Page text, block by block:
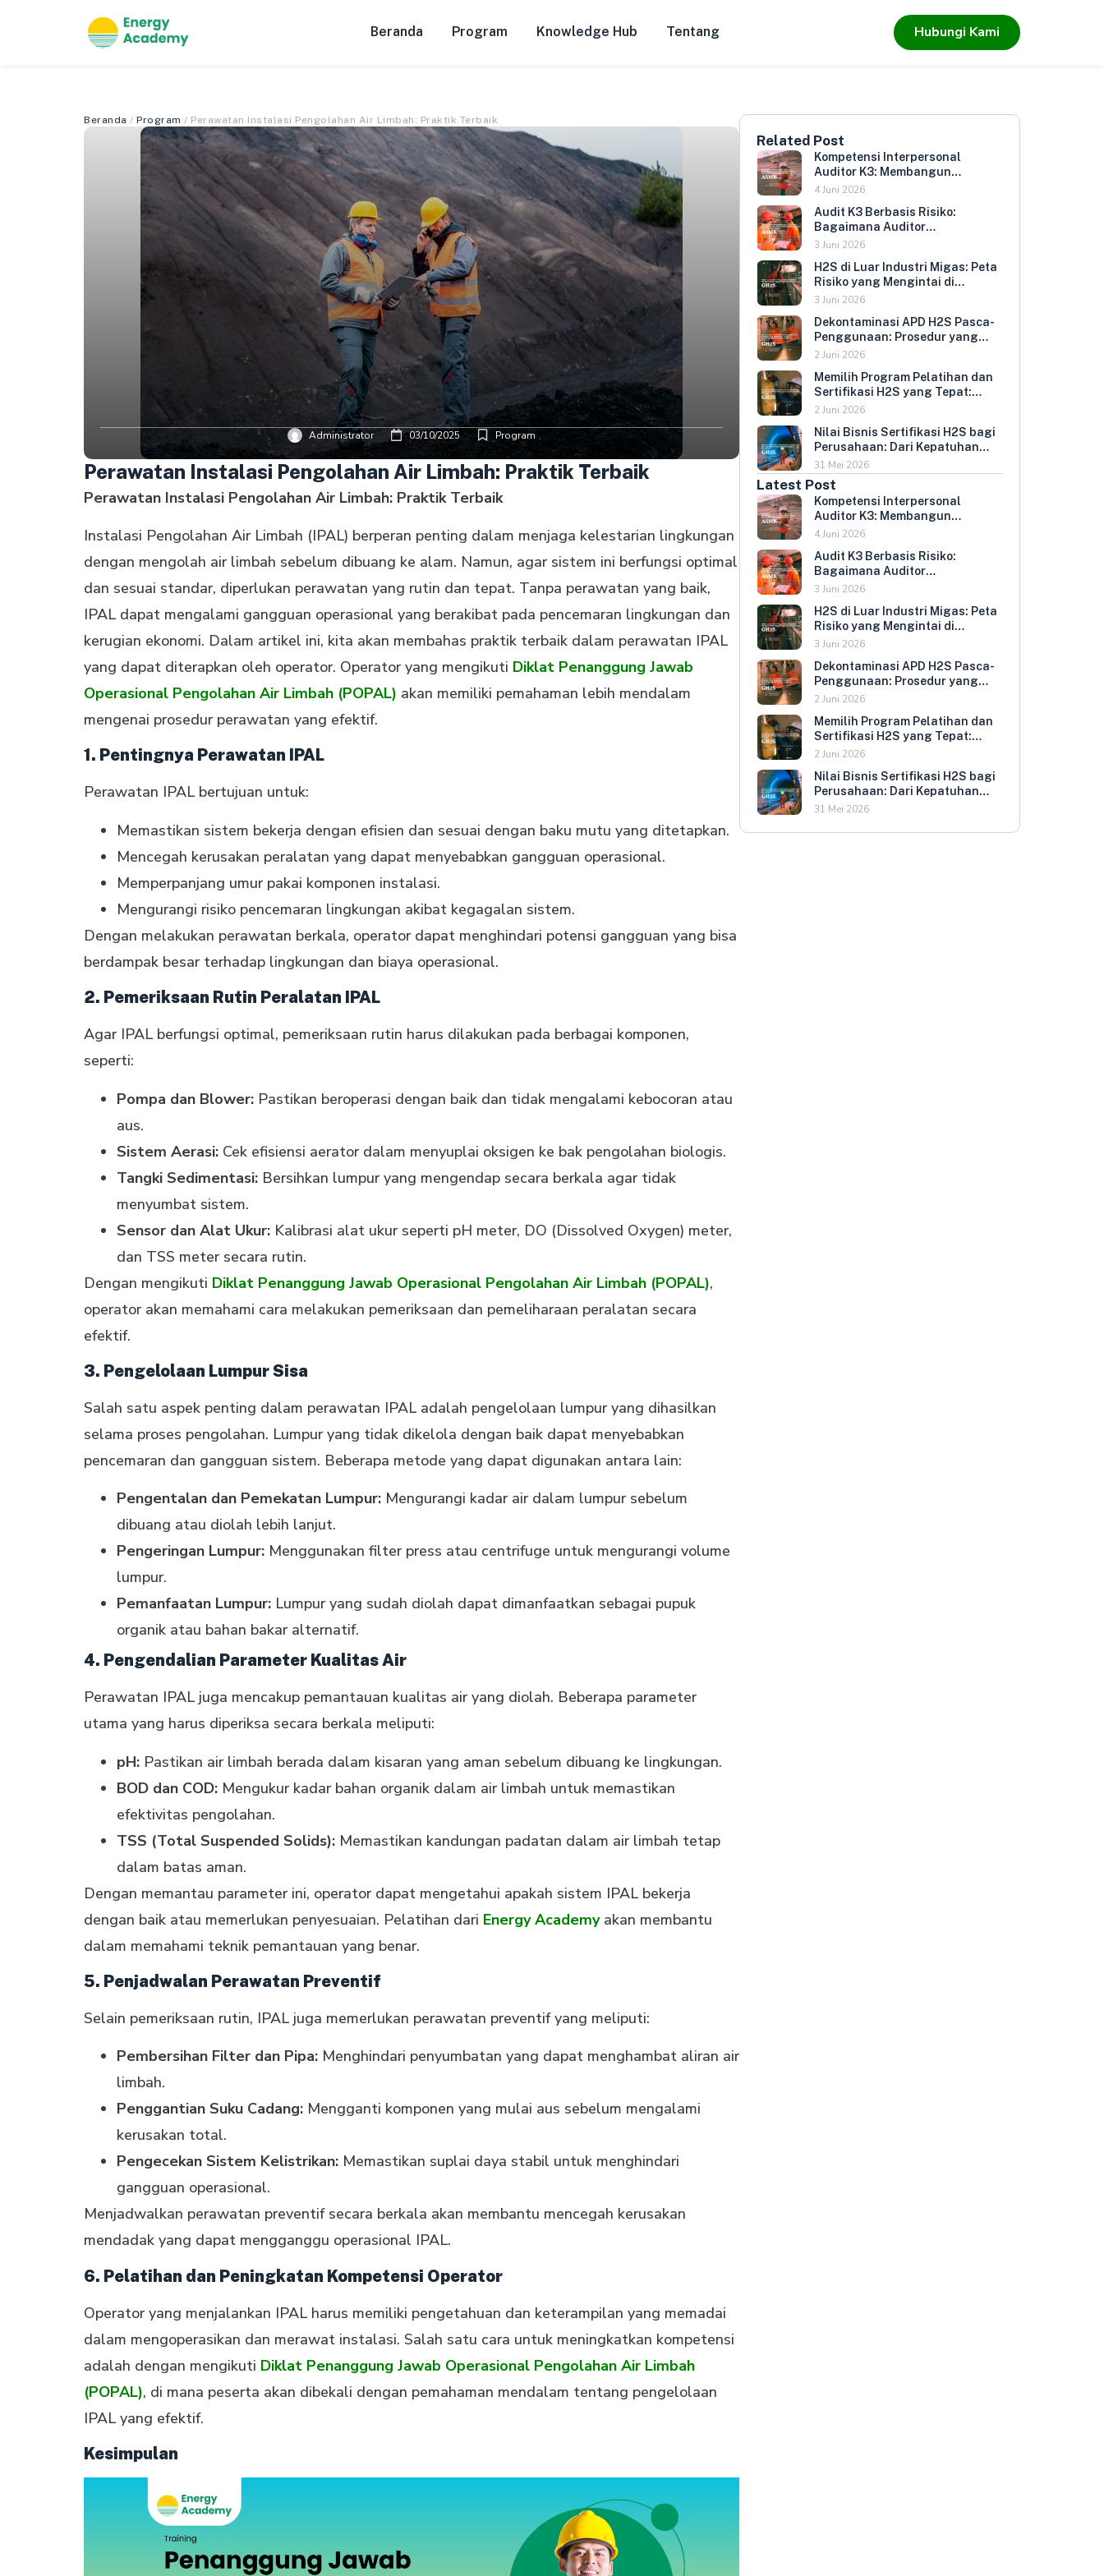
Beranda Program Knowledge Hub Tentang Hubungi Kami
Beranda / Program / Perawatan Instalasi Pengolahan Air Limbah: Praktik Terbaik
Administrator 03/10/2025 Program
Perawatan Instalasi Pengolahan Air Limbah: Praktik Terbaik
Perawatan Instalasi Pengolahan Air Limbah: Praktik Terbaik
Instalasi Pengolahan Air Limbah (IPAL) berperan penting dalam menjaga kelestarian lingkungan
dengan mengolah air limbah sebelum dibuang ke alam. Namun, agar sistem ini berfungsi optimal
dan sesuai standar, diperlukan perawatan yang rutin dan tepat. Tanpa perawatan yang baik,
IPAL dapat mengalami gangguan operasional yang berakibat pada pencemaran lingkungan dan
kerugian ekonomi. Dalam artikel ini, kita akan membahas praktik terbaik dalam perawatan IPAL
yang dapat diterapkan oleh operator. Operator yang mengikuti Diklat Penanggung Jawab
Operasional Pengolahan Air Limbah (POPAL) akan memiliki pemahaman lebih mendalam
mengenai prosedur perawatan yang efektif.
1. Pentingnya Perawatan IPAL
Perawatan IPAL bertujuan untuk:
Memastikan sistem bekerja dengan efisien dan sesuai dengan baku mutu yang ditetapkan.
Mencegah kerusakan peralatan yang dapat menyebabkan gangguan operasional.
Memperpanjang umur pakai komponen instalasi.
Mengurangi risiko pencemaran lingkungan akibat kegagalan sistem.
Dengan melakukan perawatan berkala, operator dapat menghindari potensi gangguan yang bisa
berdampak besar terhadap lingkungan dan biaya operasional.
2. Pemeriksaan Rutin Peralatan IPAL
Agar IPAL berfungsi optimal, pemeriksaan rutin harus dilakukan pada berbagai komponen,
seperti:
Pompa dan Blower: Pastikan beroperasi dengan baik dan tidak mengalami kebocoran atau
aus.
Sistem Aerasi: Cek efisiensi aerator dalam menyuplai oksigen ke bak pengolahan biologis.
Tangki Sedimentasi: Bersihkan lumpur yang mengendap secara berkala agar tidak
menyumbat sistem.
Sensor dan Alat Ukur: Kalibrasi alat ukur seperti pH meter, DO (Dissolved Oxygen) meter,
dan TSS meter secara rutin.
Dengan mengikuti Diklat Penanggung Jawab Operasional Pengolahan Air Limbah (POPAL),
operator akan memahami cara melakukan pemeriksaan dan pemeliharaan peralatan secara
efektif.
3. Pengelolaan Lumpur Sisa
Salah satu aspek penting dalam perawatan IPAL adalah pengelolaan lumpur yang dihasilkan
selama proses pengolahan. Lumpur yang tidak dikelola dengan baik dapat menyebabkan
pencemaran dan gangguan sistem. Beberapa metode yang dapat digunakan antara lain:
Pengentalan dan Pemekatan Lumpur: Mengurangi kadar air dalam lumpur sebelum
dibuang atau diolah lebih lanjut.
Pengeringan Lumpur: Menggunakan filter press atau centrifuge untuk mengurangi volume
lumpur.
Pemanfaatan Lumpur: Lumpur yang sudah diolah dapat dimanfaatkan sebagai pupuk
organik atau bahan bakar alternatif.
4. Pengendalian Parameter Kualitas Air
Perawatan IPAL juga mencakup pemantauan kualitas air yang diolah. Beberapa parameter
utama yang harus diperiksa secara berkala meliputi:
pH: Pastikan air limbah berada dalam kisaran yang aman sebelum dibuang ke lingkungan.
BOD dan COD: Mengukur kadar bahan organik dalam air limbah untuk memastikan
efektivitas pengolahan.
TSS (Total Suspended Solids): Memastikan kandungan padatan dalam air limbah tetap
dalam batas aman.
Dengan memantau parameter ini, operator dapat mengetahui apakah sistem IPAL bekerja
dengan baik atau memerlukan penyesuaian. Pelatihan dari Energy Academyakan membantu
dalam memahami teknik pemantauan yang benar.
5. Penjadwalan Perawatan Preventif
Selain pemeriksaan rutin, IPAL juga memerlukan perawatan preventif yang meliputi:
Pembersihan Filter dan Pipa: Menghindari penyumbatan yang dapat menghambat aliran air
limbah.
Penggantian Suku Cadang: Mengganti komponen yang mulai aus sebelum mengalami
kerusakan total.
Pengecekan Sistem Kelistrikan: Memastikan suplai daya stabil untuk menghindari
gangguan operasional.
Menjadwalkan perawatan preventif secara berkala akan membantu mencegah kerusakan
mendadak yang dapat mengganggu operasional IPAL.
6. Pelatihan dan Peningkatan Kompetensi Operator
Operator yang menjalankan IPAL harus memiliki pengetahuan dan keterampilan yang memadai
dalam mengoperasikan dan merawat instalasi. Salah satu cara untuk meningkatkan kompetensi
adalah dengan mengikuti Diklat Penanggung Jawab Operasional Pengolahan Air Limbah
(POPAL), di mana peserta akan dibekali dengan pemahaman mendalam tentang pengelolaan
IPAL yang efektif.
Kesimpulan
Related Post
Kompetensi Interpersonal
Auditor K3: Membangun
Hubungan yang Mendorong
Sukarela
4 Juni 2026
Audit K3 Berbasis Risiko:
Bagaimana Auditor
Memprioritaskan Area yang
Perusahaan
3 Juni 2026
H2S di Luar Industri Migas: Peta
Risiko yang Mengintai di
Berbagai Sektor Industri
3 Juni 2026
Dekontaminasi APD H2S Pasca-
Penggunaan: Prosedur yang
Melindungi Pengguna
Umur Peralatan
2 Juni 2026
Memilih Program Pelatihan dan
Sertifikasi H2S yang Tepat:
Kriteria Evaluasi untuk HR dan
2 Juni 2026
Nilai Bisnis Sertifikasi H2S bagi
Perusahaan: Dari Kepatuhan
Regulasi ke Keunggulan
Kompetitif
31 Mei 2026
Latest Post
Kompetensi Interpersonal
Auditor K3: Membangun
Hubungan yang Mendorong
Sukarela
4 Juni 2026
Audit K3 Berbasis Risiko:
Bagaimana Auditor
Memprioritaskan Area yang
Perusahaan
3 Juni 2026
H2S di Luar Industri Migas: Peta
Risiko yang Mengintai di
Berbagai Sektor Industri
3 Juni 2026
Dekontaminasi APD H2S Pasca-
Penggunaan: Prosedur yang
Melindungi Pengguna
Umur Peralatan
2 Juni 2026
Memilih Program Pelatihan dan
Sertifikasi H2S yang Tepat:
Kriteria Evaluasi untuk HR dan
2 Juni 2026
Nilai Bisnis Sertifikasi H2S bagi
Perusahaan: Dari Kepatuhan
Regulasi ke Keunggulan
31 Mei 2026